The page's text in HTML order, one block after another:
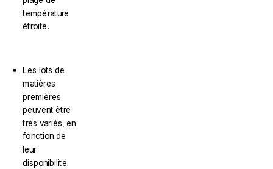
température
étroite.
Les lots de
matières
premières
peuvent être
très variés, en
fonction de
leur
disponibilité.